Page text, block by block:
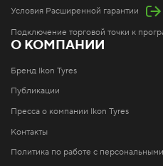
Условия Расширенной гарантии
Подключение торговой точки к
О КОМПАНИИ
Бренд Ikon Tyres
Публикации
Пресса о компании Ikon Tyres
Контакты
Политика по работе с